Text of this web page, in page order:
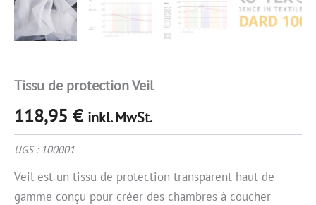
Tissu de protection Veil
118,95 € inkl. MwSt.
UGS : 100001
Veil est un tissu de protection transparent haut de
gamme conçu pour créer des chambres à coucher